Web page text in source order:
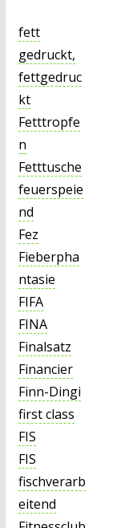
fett
gedruckt,
fettgedruc
kt
Fetttropfe
n
Fetttusche
feuerspeie
nd
Fez
Fieberpha
ntasie
FIFA
FINA
Finalsatz
Financier
Finn-Dingi
first class
FIS
FIS
fischverarb
eitend